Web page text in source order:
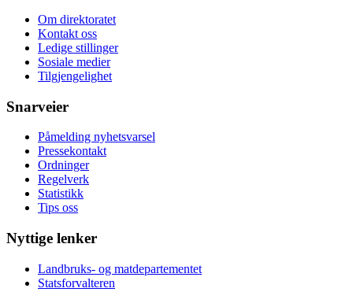
Om direktoratet
Kontakt oss
Ledige stillinger
Sosiale medier
Tilgjengelighet
Snarveier
Påmelding nyhetsvarsel
Pressekontakt
Ordninger
Regelverk
Statistikk
Tips oss
Nyttige lenker
Landbruks- og matdepartementet
Statsforvalteren